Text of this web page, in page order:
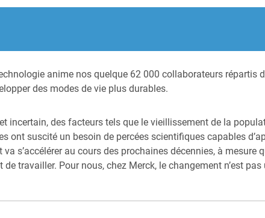
anime nos quelque 62 000 collaborateurs répartis
des modes de vie plus durables.
incertain, des facteurs tels que le vieillissement de la
ont suscité un besoin de percées scientifiques capables
s’accélérer au cours des prochaines décennies, à
travailler. Pour nous, chez Merck, le changement n’est